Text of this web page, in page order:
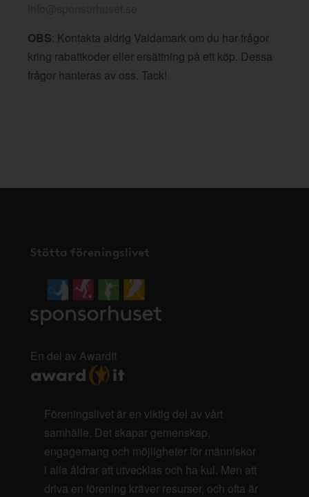
info@sponsorhuset.se
OBS: Kontakta aldrig Valdamark om du har frågor
kring rabattkoder eller ersättning på ett köp. Dessa
frågor hanteras av oss. Tack!
Stötta föreningslivet
En del av AwardIt
Föreningslivet är en viktig del av vårt
samhälle. Det skapar gemenskap,
engagemang och möjligheter för människor
i alla åldrar att utvecklas och ha kul. Men att
driva en förening kräver resurser, och ofta är